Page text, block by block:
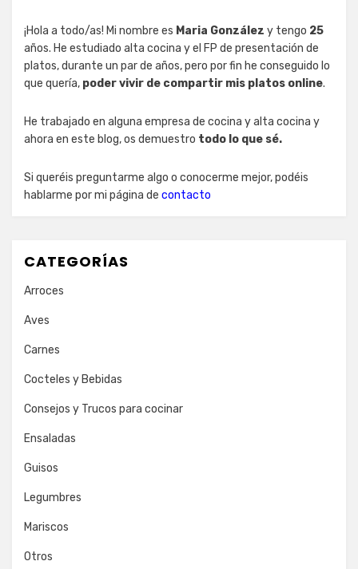
¡Hola a todo/as! Mi nombre es Maria González y tengo 25
años. He estudiado alta cocina y el FP de presentación de
platos, durante un par de años, pero por fin he conseguido lo
que quería, poder vivir de compartir mis platos online.
He trabajado en alguna empresa de cocina y alta cocina y
ahora en este blog, os demuestro todo lo que sé.
Si queréis preguntarme algo o conocerme mejor, podéis
hablarme por mi página de contacto
CATEGORÍAS
Arroces
Aves
Carnes
Cocteles y Bebidas
Consejos y Trucos para cocinar
Ensaladas
Guisos
Legumbres
Mariscos
Otros